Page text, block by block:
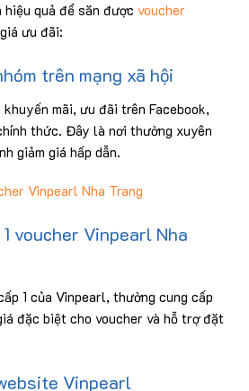
quả để săn được voucher
ưu đãi:
trên mạng xã hội
mãi, ưu đãi trên Facebook,
thức. Đây là nơi thường xuyên
giảm giá hấp dẫn.
Vinpearl Nha Trang
voucher Vinpearl Nha
1 của Vinpearl, thường cung cấp
đặc biệt cho voucher và hỗ trợ đặt
Vinpearl